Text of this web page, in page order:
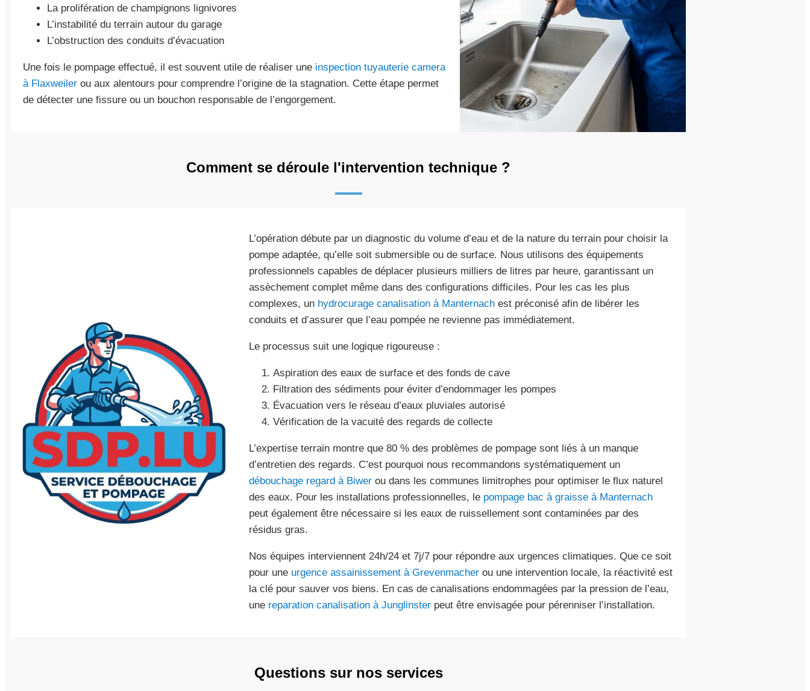
La prolifération de champignons lignivores
L’instabilité du terrain autour du garage
L’obstruction des conduits d’évacuation
Une fois le pompage effectué, il est souvent utile de réaliser une inspection tuyauterie camera
à Flaxweiler ou aux alentours pour comprendre l’origine de la stagnation. Cette étape permet
de détecter une fissure ou un bouchon responsable de l’engorgement.
Comment se déroule l'intervention technique ?
L’opération débute par un diagnostic du volume d’eau et de la nature du terrain pour choisir la
pompe adaptée, qu’elle soit submersible ou de surface. Nous utilisons des équipements
professionnels capables de déplacer plusieurs milliers de litres par heure, garantissant un
assèchement complet même dans des configurations difficiles. Pour les cas les plus
complexes, un hydrocurage canalisation à Manternachest préconisé afin de libérer les
conduits et d’assurer que l’eau pompée ne revienne pas immédiatement.
Le processus suit une logique rigoureuse :
Aspiration des eaux de surface et des fonds de cave
Filtration des sédiments pour éviter d’endommager les pompes
Évacuation vers le réseau d’eaux pluviales autorisé
Vérification de la vacuité des regards de collecte
L’expertise terrain montre que 80 % des problèmes de pompage sont liés à un manque
d’entretien des regards. C’est pourquoi nous recommandons systématiquement un
débouchage regard à Biwerou dans les communes limitrophes pour optimiser le flux naturel
des eaux. Pour les installations professionnelles, le pompage bac à graisse à Manternach
peut également être nécessaire si les eaux de ruissellement sont contaminées par des
résidus gras.
Nos équipes interviennent 24h/24 et 7j/7 pour répondre aux urgences climatiques. Que ce soit
pour une urgence assainissement à Grevenmacherou une intervention locale, la réactivité est
la clé pour sauver vos biens. En cas de canalisations endommagées par la pression de l’eau,
une reparation canalisation à Junglinsterpeut être envisagée pour pérenniser l’installation.
Questions sur nos services